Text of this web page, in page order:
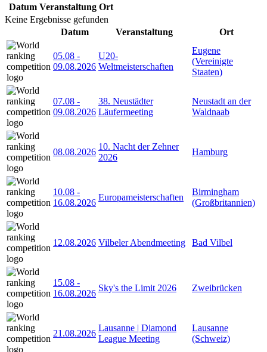
Datum Veranstaltung Ort
Keine Ergebnisse gefunden
Datum
Veranstaltung Ort
05.08 -
09.08.2026
U20-
Weltmeisterschaften
Eugene
(Vereinigte
Staaten)
07.08 -
09.08.2026
38. Neustädter
Läufermeeting
Neustadt an der
Waldnaab
08.08.2026
10. Nacht der Zehner
2026
Hamburg
10.08 -
16.08.2026
Europameisterschaften
Birmingham
(Großbritannien)
12.08.2026 Vilbeler Abendmeeting Bad Vilbel
15.08 -
16.08.2026
Sky's the Limit 2026 Zweibrücken
21.08.2026
Lausanne | Diamond
League Meeting
Lausanne
(Schweiz)